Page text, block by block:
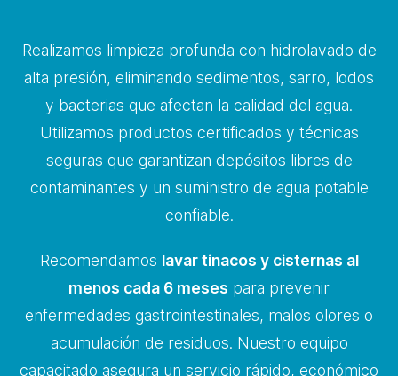
Realizamos limpieza profunda con hidrolavado de
alta presión, eliminando sedimentos, sarro, lodos
y bacterias que afectan la calidad del agua.
Utilizamos productos certificados y técnicas
seguras que garantizan depósitos libres de
contaminantes y un suministro de agua potable
confiable.
Recomendamos lavar tinacos y cisternas al
menos cada 6 meses para prevenir
enfermedades gastrointestinales, malos olores o
acumulación de residuos. Nuestro equipo
capacitado asegura un servicio rápido, económico